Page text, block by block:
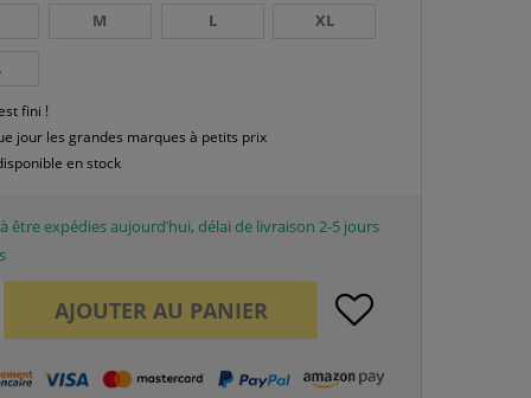
M L XL
fini !
jour les grandes marques à petits prix
en stock
être expédies aujourd’hui, délai de livraison 2-5 jours
AJOUTER AU PANIER